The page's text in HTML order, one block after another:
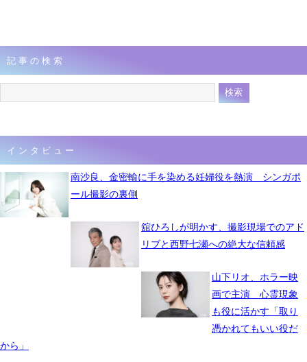
記事の検索
インタビュー
南沙良、金密輸に手を染める妊婦役を熱演 シンガポ
ール撮影の裏側
舘ひろしが明かす、撮影現場でのアド
リブと西野七瀬への絶大な信頼感
山下リオ、ホラー映
画で主演 心霊現象
も役に活かす「取り
憑かれてもいい役だ
から」